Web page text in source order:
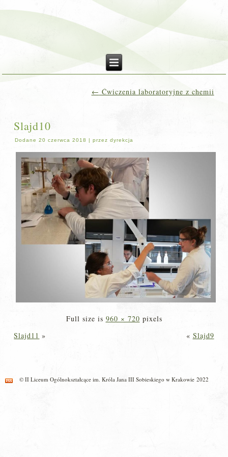
← Ćwiczenia laboratoryjne z chemii
Slajd10
Dodane 20 czerwca 2018 |przez dyrekcja
Full size is 960 × 720 pixels
Slajd11 » « Slajd9
© II Liceum Ogólnokształcące im. Króla Jana III Sobieskiego w Krakowie 2022